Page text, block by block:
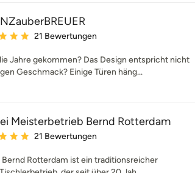
Bewertung: 5 von 5 Sternen
21 Bewertungen
Jahre gekommen? Das Design entspricht nicht
Geschmack? Einige Türen häng...
Meisterbetrieb Bernd Rotterdam
Bewertung: 5 von 5 Sternen
21 Bewertungen
Rotterdam ist ein traditionsreicher